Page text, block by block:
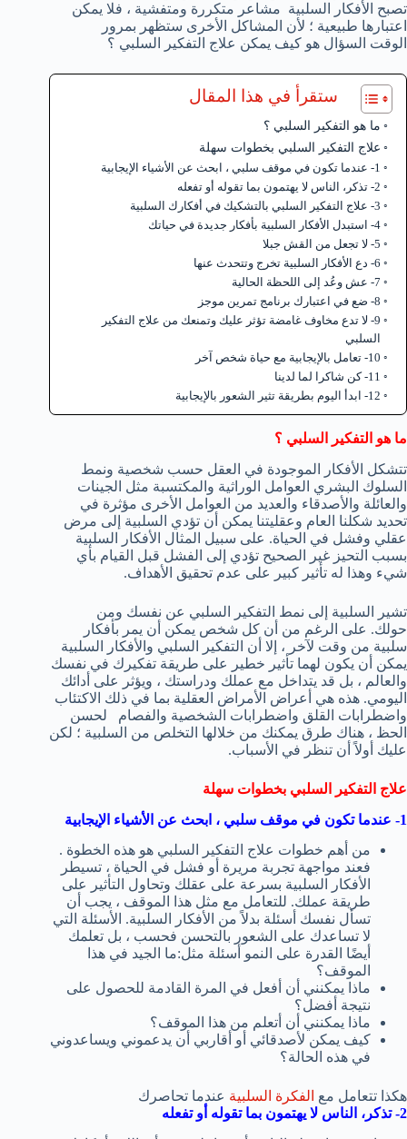
تصبح الأفكار السلبية مشاعر متكررة ومتفشية ، فلا يمكن
اعتبارها طبيعية ؛ لأن المشاكل الأخرى ستظهر بمرور
الوقت السؤال هو كيف يمكن علاج التفكير السلبي ؟
ستقرأ في هذا المقال
ما هو التفكير السلبي ؟
علاج التفكير السلبي بخطوات سهلة
1- عندما تكون في موقف سلبي ، ابحث عن الأشياء الإيجابية
2- تذكر، الناس لا يهتمون بما تقوله أو تفعله
3- علاج التفكير السلبي بالتشكيك في أفكارك السلبية
4- استبدل الأفكار السلبية بأفكار جديدة في حياتك
5- لا تجعل من القش جبلا
6- دع الأفكار السلبية تخرج وتتحدث عنها
7- عش وعُد إلى اللحظة الحالية
8- ضع في اعتبارك برنامج تمرين موجز
9- لا تدع مخاوف غامضة تؤثر عليك وتمنعك من علاج التفكير
السلبي
10- تعامل بالإيجابية مع حياة شخص آخر
11- كن شاكرا لما لدينا
12- ابدأ اليوم بطريقة تثير الشعور بالإيجابية
ما هو التفكير السلبي ؟
تتشكل الأفكار الموجودة في العقل حسب شخصية ونمط
السلوك البشري العوامل الوراثية والمكتسبة مثل الجينات
والعائلة والأصدقاء والعديد من العوامل الأخرى مؤثرة في
تحديد شكلنا العام وعقليتنا يمكن أن تؤدي السلبية إلى مرض
عقلي وفشل في الحياة. على سبيل المثال الأفكار السلبية
بسبب التحيز غير الصحيح تؤدي إلى الفشل قبل القيام بأي
شيء وهذا له تأثير كبير على عدم تحقيق الأهداف.
تشير السلبية إلى نمط التفكير السلبي عن نفسك ومن
حولك. على الرغم من أن كل شخص يمكن أن يمر بأفكار
سلبية من وقت لآخر ، إلا أن التفكير السلبي والأفكار السلبية
يمكن أن يكون لهما تأثير خطير على طريقة تفكيرك في نفسك
والعالم ، بل قد يتداخل مع عملك ودراستك ، ويؤثر على أدائك
اليومي. هذه هي أعراض الأمراض العقلية بما في ذلك الاكتئاب
واضطرابات القلق واضطرابات الشخصية والفصام لحسن
الحظ ، هناك طرق يمكنك من خلالها التخلص من السلبية ؛ لكن
عليك أولاً أن تنظر في الأسباب.
علاج التفكير السلبي بخطوات سهلة
1- عندما تكون في موقف سلبي ، ابحث عن الأشياء الإيجابية
من أهم خطوات علاج التفكير السلبي هو هذه الخطوة .
فعند مواجهة تجربة مريرة أو فشل في الحياة ، تسيطر
الأفكار السلبية بسرعة على عقلك وتحاول التأثير على
طريقة عملك. للتعامل مع مثل هذا الموقف ، يجب أن
تسأل نفسك أسئلة بدلاً من الأفكار السلبية. الأسئلة التي
لا تساعدك على الشعور بالتحسن فحسب ، بل تعلمك
أيضًا القدرة على النمو أسئلة مثل:ما الجيد في هذا
الموقف؟
ماذا يمكنني أن أفعل في المرة القادمة للحصول على
نتيجة أفضل؟
ماذا يمكنني أن أتعلم من هذا الموقف؟
كيف يمكن لأصدقائي أو أقاربي أن يدعموني ويساعدوني
في هذه الحالة؟
هكذا تتعامل مع الفكرة السلبية عندما تحاصرك
2- تذكر، الناس لا يهتمون بما تقوله أو تفعله